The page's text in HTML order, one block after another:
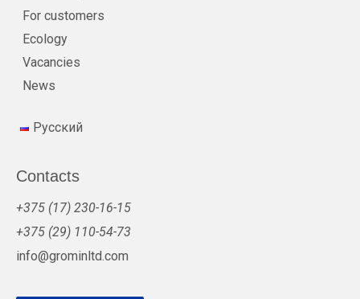
For customers
Ecology
Vacancies
News
Русский
Contacts
+375 (17) 230-16-15
+375 (29) 110-54-73
info@grominltd.com